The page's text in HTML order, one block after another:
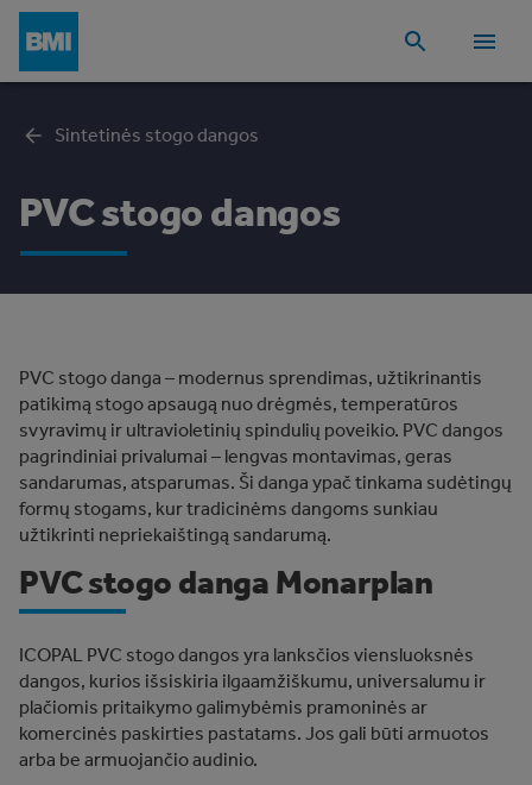
Sintetinės stogo dangos
PVC stogo dangos
PVC stogo danga – modernus sprendimas, užtikrinantis
patikimą stogo apsaugą nuo drėgmės, temperatūros
svyravimų ir ultravioletinių spindulių poveikio. PVC dangos
pagrindiniai privalumai – lengvas montavimas, geras
sandarumas, atsparumas. Ši danga ypač tinkama sudėtingų
formų stogams, kur tradicinėms dangoms sunkiau
užtikrinti nepriekaištingą sandarumą.
PVC stogo danga Monarplan
ICOPAL PVC stogo dangos yra lanksčios viensluoksnės
dangos, kurios išsiskiria ilgaamžiškumu, universalumu ir
plačiomis pritaikymo galimybėmis pramoninės ar
komercinės paskirties pastatams. Jos gali būti armuotos
arba be armuojančio audinio.